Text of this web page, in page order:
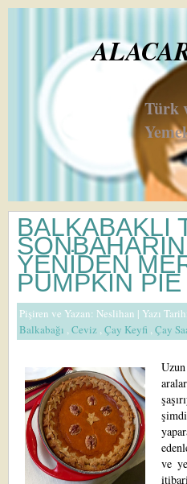
Türk
BALKABAKLI
YENİDEN
PUMPKIN
Pişiren ve Yazan: Neslihan | Yazı
Balkabağı ,Ceviz ,Çay Keyfi ,Çay
ve